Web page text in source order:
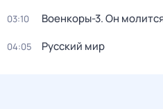
03:10 Военкоры-3. Он
04:05 Русский мир